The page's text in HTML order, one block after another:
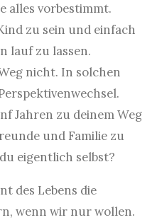
alles vorbestimmt.
zu sein und einfach
lauf zu lassen.
nicht. In solchen
Jahren zu deinem Weg
und Familie zu
eigentlich selbst?
des Lebens die
wenn wir nur wollen.